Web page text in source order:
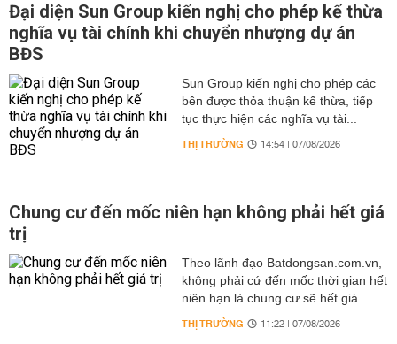
Đại diện Sun Group kiến nghị cho phép kế thừa
nghĩa vụ tài chính khi chuyển nhượng dự án
BĐS
Sun Group kiến nghị cho phép các
bên được thỏa thuận kế thừa, tiếp
tục thực hiện các nghĩa vụ tài...
THỊ TRƯỜNG 14:54 | 07/08/2026
Chung cư đến mốc niên hạn không phải hết giá
trị
Theo lãnh đạo Batdongsan.com.vn,
không phải cứ đến mốc thời gian hết
niên hạn là chung cư sẽ hết giá...
THỊ TRƯỜNG 11:22 | 07/08/2026